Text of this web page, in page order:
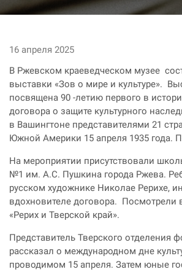
16 апреля 2025
В Ржевском краеведческом музее
выставки «Зов о мире и культуре».
посвящена 90 -летию первого в
договора о защите культурного
в Вашингтоне представителями 21
Южной Америки 15 апреля 1935 года.
На мероприятии присутствовали
№1 им. А.С. Пушкина города Ржева.
русском художнике Николае Рерихе,
вдохновителе договора. Посмотрели
«Рерих и Тверской край».
Представитель Тверского отделения
рассказал о международном дне
проводимом 15 апреля. Затем юные